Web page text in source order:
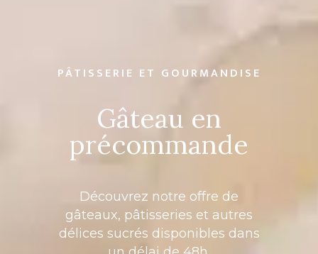
PÂTISSERIE ET GOURMANDISE
Gâteau en
précommande
Découvrez notre offre de
gâteaux, pâtisseries et autres
délices sucrés disponibles dans